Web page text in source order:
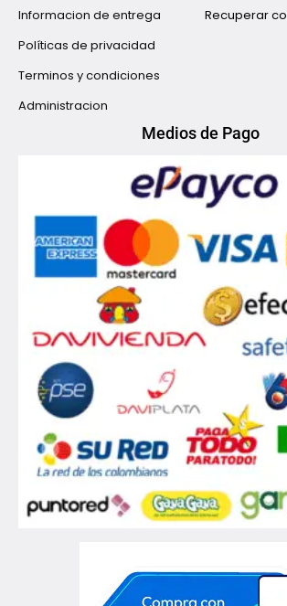
Informacion de entrega
Políticas de privacidad
Terminos y condiciones
Administracion
Recuperar
Medios de Pago